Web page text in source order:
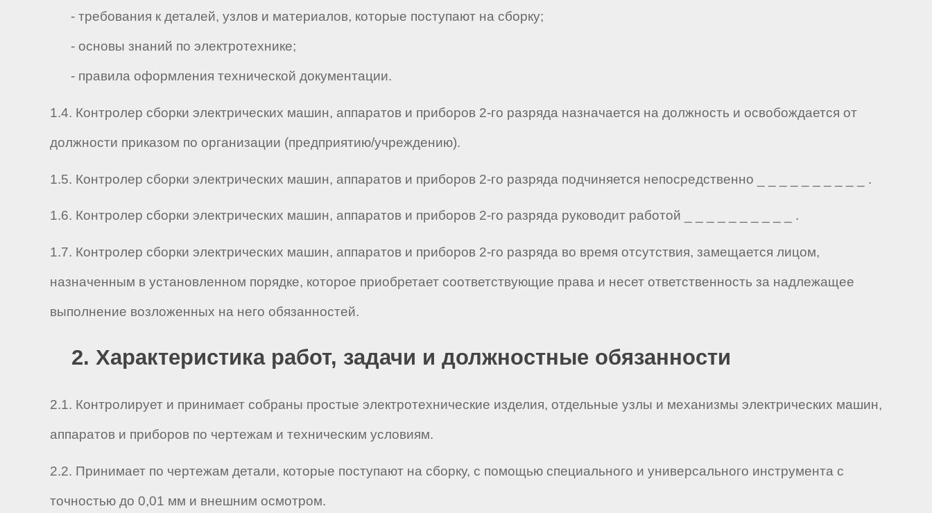
- требования к деталей, узлов и материалов, которые поступают на сборку;
- основы знаний по электротехнике;
- правила оформления технической документации.
1.4. Контролер сборки электрических машин, аппаратов и приборов 2-го разряда назначается на должность и освобождается от
должности приказом по организации (предприятию/учреждению).
1.5. Контролер сборки электрических машин, аппаратов и приборов 2-го разряда подчиняется непосредственно _ _ _ _ _ _ _ _ _ _ .
1.6. Контролер сборки электрических машин, аппаратов и приборов 2-го разряда руководит работой _ _ _ _ _ _ _ _ _ _ .
1.7. Контролер сборки электрических машин, аппаратов и приборов 2-го разряда во время отсутствия, замещается лицом,
назначенным в установленном порядке, которое приобретает соответствующие права и несет ответственность за надлежащее
выполнение возложенных на него обязанностей.
2. Характеристика работ, задачи и должностные обязанности
2.1. Контролирует и принимает собраны простые электротехнические изделия, отдельные узлы и механизмы электрических машин,
аппаратов и приборов по чертежам и техническим условиям.
2.2. Принимает по чертежам детали, которые поступают на сборку, с помощью специального и универсального инструмента с
точностью до 0,01 мм и внешним осмотром.